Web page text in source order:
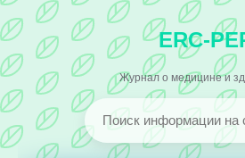
ERC-
Журнал о медицине и